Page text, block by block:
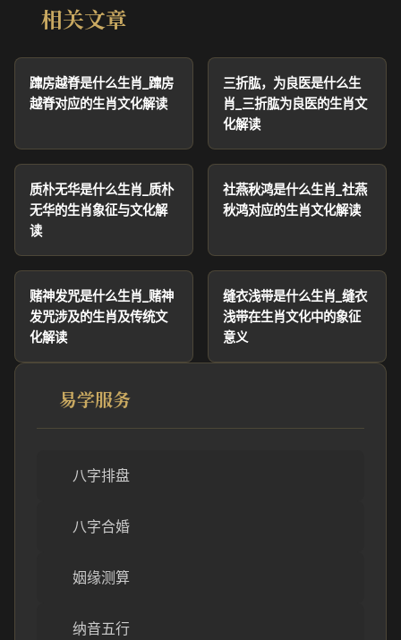
相关文章
蹿房越脊是什么生肖_蹿房
越脊对应的生肖文化解读
三折肱，为良医是什么生
肖_三折肱为良医的生肖文
化解读
质朴无华是什么生肖_质朴
无华的生肖象征与文化解
读
社燕秋鸿是什么生肖_社燕
秋鸿对应的生肖文化解读
赌神发咒是什么生肖_赌神
发咒涉及的生肖及传统文
化解读
缝衣浅带是什么生肖_缝衣
浅带在生肖文化中的象征
意义
易学服务
八字排盘
八字合婚
姻缘测算
纳音五行